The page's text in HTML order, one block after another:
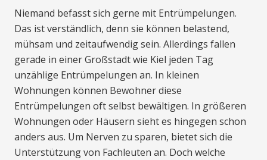
Niemand befasst sich gerne mit Entrümpelungen.
Das ist verständlich, denn sie können belastend,
mühsam und zeitaufwendig sein. Allerdings fallen
gerade in einer Großstadt wie Kiel jeden Tag
unzählige Entrümpelungen an. In kleinen
Wohnungen können Bewohner diese
Entrümpelungen oft selbst bewältigen. In größeren
Wohnungen oder Häusern sieht es hingegen schon
anders aus. Um Nerven zu sparen, bietet sich die
Unterstützung von Fachleuten an. Doch welche